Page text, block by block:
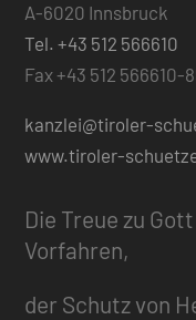
A-6020 Innsbruck
Tel. +43 512 566610
Fax +43 512 566610-
kanzlei@tiroler-
www.tiroler-
Die Treue zu
Vorfahren,
der Schutz von